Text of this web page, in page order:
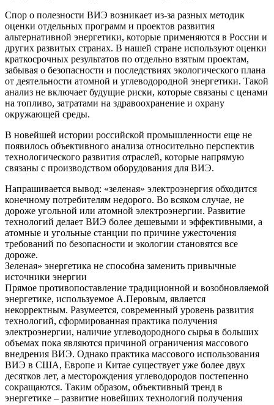
Спор о полезности ВИЭ возникает из-за разных методик
оценки отдельных программ и проектов развития
альтернативной энергетики, которые применяются в России и
других развитых странах. В нашей стране используют оценки
краткосрочных результатов по отдельно взятым проектам,
забывая о безопасности и последствиях экологического плана
от деятельности атомной и углеводородной энергетики. Такой
анализ не включает будущие риски, которые связаны с ценами
на топливо, затратами на здравоохранение и охрану
окружающей среды.
В новейшей истории российской промышленности еще не
появилось объективного анализа относительно перспектив
технологического развития отраслей, которые напрямую
связаны с производством оборудования для ВИЭ.
Напрашивается вывод: «зеленая» электроэнергия обходится
конечному потребителям недорого. Во всяком случае, не
дороже угольной или атомной электроэнергии. Развитие
технологий делает ВИЭ более дешевыми и эффективными, а
атомные и угольные станции по причине ужесточения
требований по безопасности и экологии становятся все
дороже.
Зеленая» энергетика не способна заменить привычные
источники энергии
Прямое противопоставление традиционной и возобновляемой
энергетике, используемое А.Перовым, является
некорректным. Разумеется, современный уровень развития
технологий, сформированная практика получения
электроэнергии, наличие углеводородного сырья в больших
объемах пока являются причиной ограничения массового
внедрения ВИЭ. Однако практика массового использования
ВИЭ в США, Европе и Китае существует уже более двух
десятков лет, а месторождения углеводородов постепенно
сокращаются. Таким образом, объективный тренд в
энергетике – развитие новейших технологий получения